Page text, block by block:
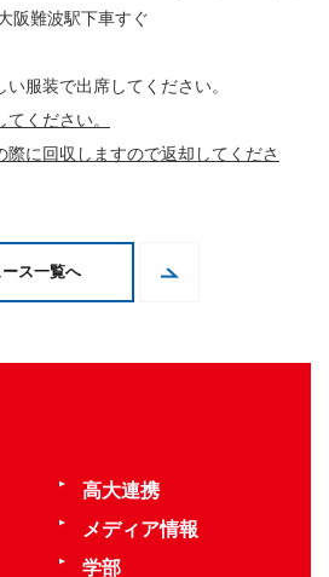
阪難波駅下車すぐ
装で出席してください。
ください。
際に回収しますので返却してくださ
ース一覧へ
高大連携
メディア情報
学部